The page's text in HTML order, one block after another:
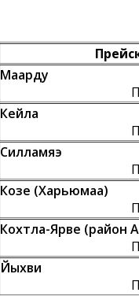
Маарду
Кейла
Силламяэ
Козе (Харьюмаа)
Кохтла-Ярве (район
Йыхви